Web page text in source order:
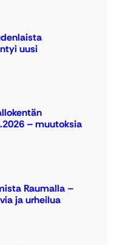
uusi
– muutoksia
Raumalla –
ja urheilua